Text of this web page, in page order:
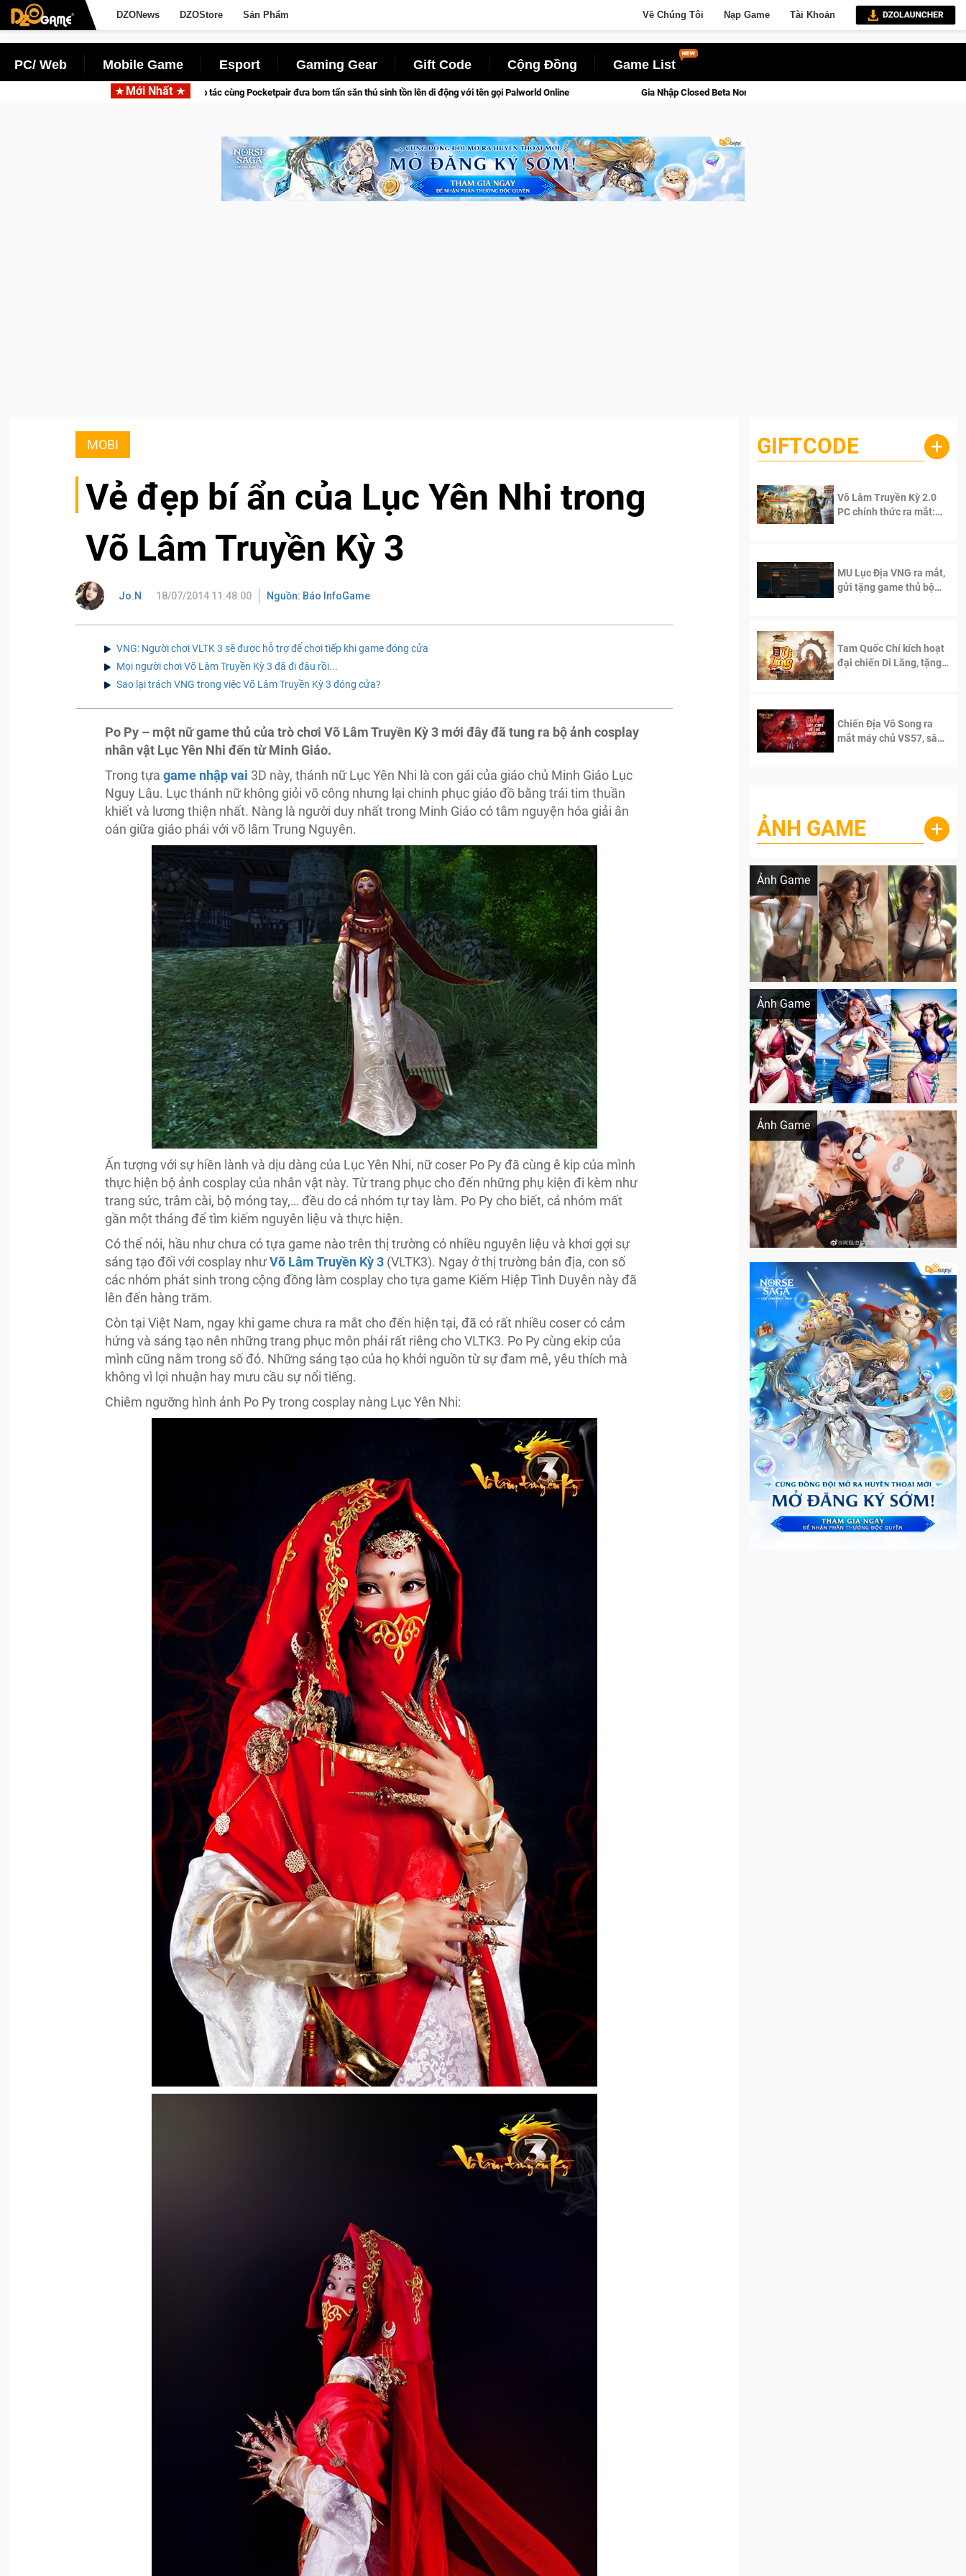
DZONews DZOStore Sản Phẩm Về Chúng Tôi Nạp Game Tài Khoản
PC/ Web Mobile Game Esport Gaming Gear Gift Code Cộng Đồng Game List
Mới Nhất
Garena hợp tác cùng Pocketpair đưa bom tấn săn thú sinh tồn lên di động với tên gọi Palworld Online Gia Nhập Closed Beta Norse Saga: Cửu Giới Thức Tỉnh, Săn DJI Osmo Pocket 3 Ngay Hôm Nay
MOBI
Vẻ đẹp bí ẩn của Lục Yên Nhi trong
Võ Lâm Truyền Kỳ 3
Jo.N 18/07/2014 11:48:00 Nguồn: Báo InfoGame
VNG: Người chơi VLTK 3 sẽ được hỗ trợ để chơi tiếp khi game đóng cửa
Mọi người chơi Võ Lâm Truyền Kỳ 3 đã đi đâu rồi...
Sao lại trách VNG trong việc Võ Lâm Truyền Kỳ 3 đóng cửa?
Po Py – một nữ game thủ của trò chơi Võ Lâm Truyền Kỳ 3 mới đây đã tung ra bộ ảnh cosplay
nhân vật Lục Yên Nhi đến từ Minh Giáo.
Trong tựagame nhập vai 3D này, thánh nữ Lục Yên Nhi là con gái của giáo chủ Minh Giáo Lục
Nguy Lâu. Lục thánh nữ không giỏi võ công nhưng lại chinh phục giáo đồ bằng trái tim thuần
khiết và lương thiện nhất. Nàng là người duy nhất trong Minh Giáo có tâm nguyện hóa giải ân
oán giữa giáo phái với võ lâm Trung Nguyên.
Ấn tượng với sự hiền lành và dịu dàng của Lục Yên Nhi, nữ coser Po Py đã cùng ê kip của mình
thực hiện bộ ảnh cosplay của nhân vật này. Từ trang phục cho đến những phụ kiện đi kèm như
trang sức, trâm cài, bộ móng tay,… đều do cả nhóm tự tay làm. Po Py cho biết, cả nhóm mất
gần một tháng để tìm kiếm nguyên liệu và thực hiện.
Có thể nói, hầu như chưa có tựa game nào trên thị trường có nhiều nguyên liệu và khơi gợi sự
sáng tạo đối với cosplay nhưVõ Lâm Truyền Kỳ 3 (VLTK3). Ngay ở thị trường bản địa, con số
các nhóm phát sinh trong cộng đồng làm cosplay cho tựa game Kiếm Hiệp Tình Duyên này đã
lên đến hàng trăm.
Còn tại Việt Nam, ngay khi game chưa ra mắt cho đến hiện tại, đã có rất nhiều coser có cảm
hứng và sáng tạo nên những trang phục môn phái rất riêng cho VLTK3. Po Py cùng ekip của
mình cũng nằm trong số đó. Những sáng tạo của họ khởi nguồn từ sự đam mê, yêu thích mà
không vì lợi nhuận hay mưu cầu sự nổi tiếng.
Chiêm ngưỡng hình ảnh Po Py trong cosplay nàng Lục Yên Nhi:
GIFTCODE +
Võ Lâm Truyền Kỳ 2.0
PC chính thức ra mắt:
MU Lục Địa VNG ra mắt,
gửi tặng game thủ bộ
Tam Quốc Chí kích hoạt
đại chiến Di Lăng, tặng
Chiến Địa Vô Song ra
mắt máy chủ VS57, sân
ẢNH GAME +
Ảnh Game
Lala Croft vừa nóng vừa xinh dưới nét vẽ
Ảnh Game
Khi AI Cosplay gái đẹp One Piece
Ảnh Game
Cosplay Xiangling siêu cute